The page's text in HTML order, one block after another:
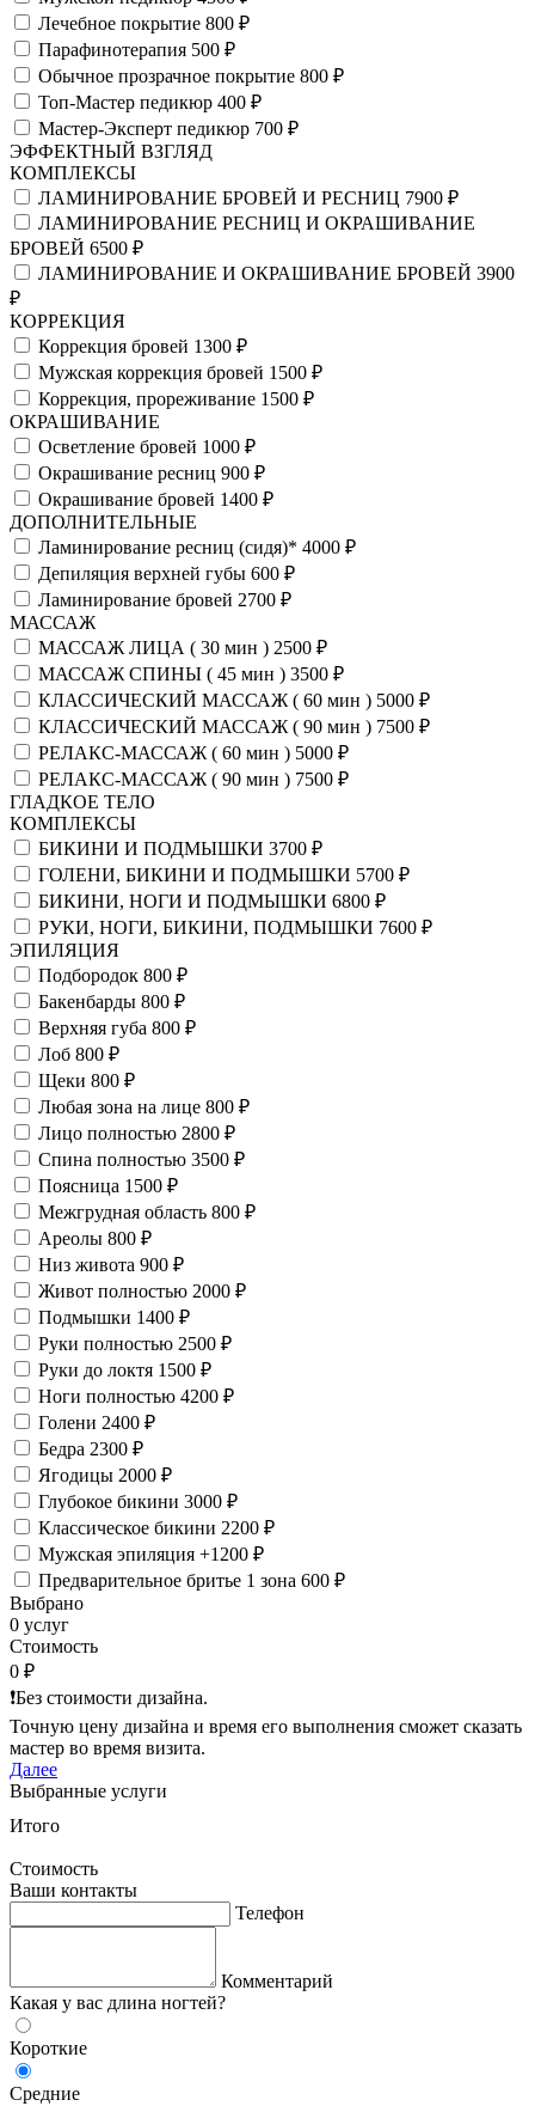
Лечебное покрытие 800 ₽
Парафинотерапия 500 ₽
Обычное прозрачное покрытие 800 ₽
Топ-Мастер педикюр 400 ₽
Мастер-Эксперт педикюр 700 ₽
ЭФФЕКТНЫЙ ВЗГЛЯД
КОМПЛЕКСЫ
ЛАМИНИРОВАНИЕ БРОВЕЙ И РЕСНИЦ 7900 ₽
ЛАМИНИРОВАНИЕ РЕСНИЦ И ОКРАШИВАНИЕ
БРОВЕЙ 6500 ₽
ЛАМИНИРОВАНИЕ И ОКРАШИВАНИЕ БРОВЕЙ 3900
₽
КОРРЕКЦИЯ
Коррекция бровей 1300 ₽
Мужская коррекция бровей 1500 ₽
Коррекция, прореживание 1500 ₽
ОКРАШИВАНИЕ
Осветление бровей 1000 ₽
Окрашивание ресниц 900 ₽
Окрашивание бровей 1400 ₽
ДОПОЛНИТЕЛЬНЫЕ
Ламинирование ресниц (сидя)* 4000 ₽
Депиляция верхней губы 600 ₽
Ламинирование бровей 2700 ₽
МАССАЖ
МАССАЖ ЛИЦА ( 30 мин ) 2500 ₽
МАССАЖ СПИНЫ ( 45 мин ) 3500 ₽
КЛАССИЧЕСКИЙ МАССАЖ ( 60 мин ) 5000 ₽
КЛАССИЧЕСКИЙ МАССАЖ ( 90 мин ) 7500 ₽
РЕЛАКС-МАССАЖ ( 60 мин ) 5000 ₽
РЕЛАКС-МАССАЖ ( 90 мин ) 7500 ₽
ГЛАДКОЕ ТЕЛО
КОМПЛЕКСЫ
БИКИНИ И ПОДМЫШКИ 3700 ₽
ГОЛЕНИ, БИКИНИ И ПОДМЫШКИ 5700 ₽
БИКИНИ, НОГИ И ПОДМЫШКИ 6800 ₽
РУКИ, НОГИ, БИКИНИ, ПОДМЫШКИ 7600 ₽
ЭПИЛЯЦИЯ
Подбородок 800 ₽
Бакенбарды 800 ₽
Верхняя губа 800 ₽
Лоб 800 ₽
Щеки 800 ₽
Любая зона на лице 800 ₽
Лицо полностью 2800 ₽
Спина полностью 3500 ₽
Поясница 1500 ₽
Межгрудная область 800 ₽
Ареолы 800 ₽
Низ живота 900 ₽
Живот полностью 2000 ₽
Подмышки 1400 ₽
Руки полностью 2500 ₽
Руки до локтя 1500 ₽
Ноги полностью 4200 ₽
Голени 2400 ₽
Бедра 2300 ₽
Ягодицы 2000 ₽
Глубокое бикини 3000 ₽
Классическое бикини 2200 ₽
Мужская эпиляция +1200 ₽
Предварительное бритье 1 зона 600 ₽
Выбрано
0 услуг
Стоимость
0 ₽
❗️Без стоимости дизайна.
Точную цену дизайна и время его выполнения сможет сказать
мастер во время визита.
Далее
Выбранные услуги
Итого
Стоимость
Ваши контакты
Телефон
Комментарий
Какая у вас длина ногтей?
Короткие
Средние